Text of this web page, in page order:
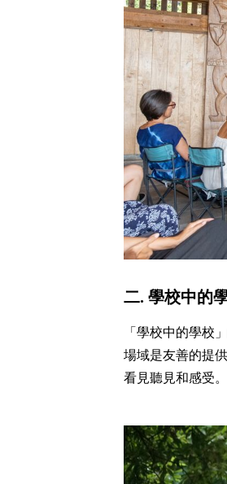
二. 學校中的
「學校中的學校
場域是友善的提
看見聽見和感受。